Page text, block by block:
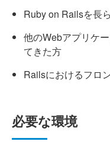
Ruby on Railsを長
他のWebアプリケ
てきた方
Railsにおけるフロ
必要な環境